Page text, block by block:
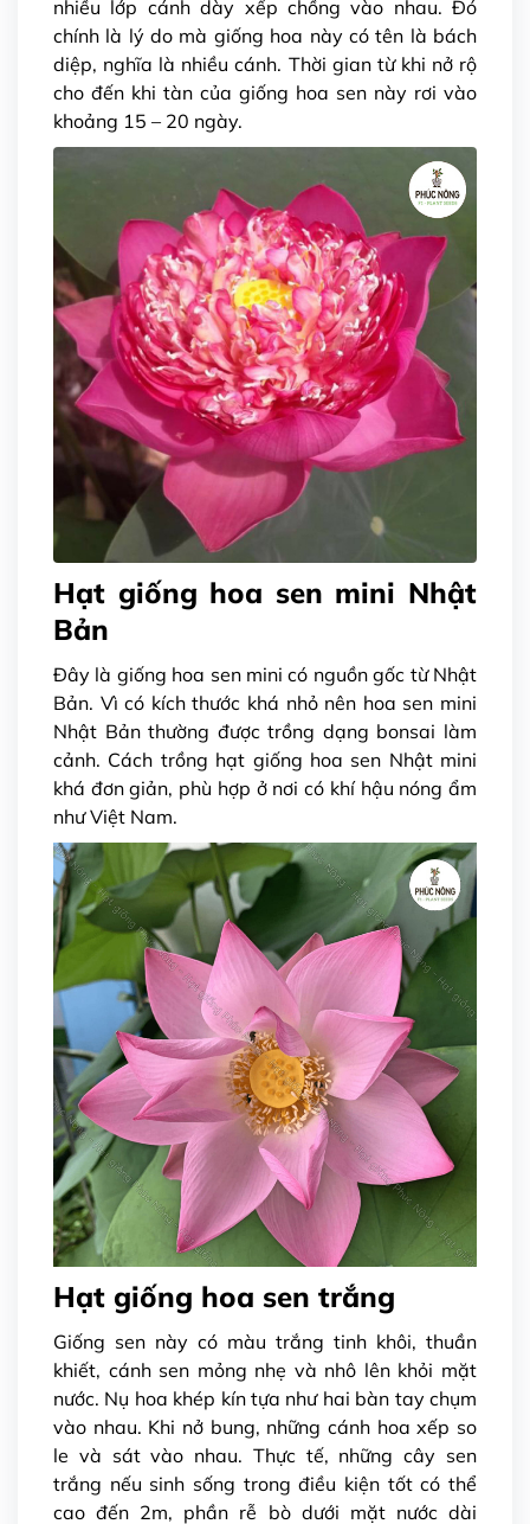
nhiều lớp cánh dày xếp chồng vào nhau. Đó
chính là lý do mà giống hoa này có tên là bách
diệp, nghĩa là nhiều cánh. Thời gian từ khi nở rộ
cho đến khi tàn của giống hoa sen này rơi vào
khoảng 15 – 20 ngày.
Hạt giống hoa sen mini Nhật
Bản
Đây là giống hoa sen mini có nguồn gốc từ Nhật
Bản. Vì có kích thước khá nhỏ nên hoa sen mini
Nhật Bản thường được trồng dạng bonsai làm
cảnh. Cách trồng hạt giống hoa sen Nhật mini
khá đơn giản, phù hợp ở nơi có khí hậu nóng ẩm
như Việt Nam.
Hạt giống hoa sen trắng
Giống sen này có màu trắng tinh khôi, thuần
khiết, cánh sen mỏng nhẹ và nhô lên khỏi mặt
nước. Nụ hoa khép kín tựa như hai bàn tay chụm
vào nhau. Khi nở bung, những cánh hoa xếp so
le và sát vào nhau. Thực tế, những cây sen
trắng nếu sinh sống trong điều kiện tốt có thể
cao đến 2m, phần rễ bò dưới mặt nước dài